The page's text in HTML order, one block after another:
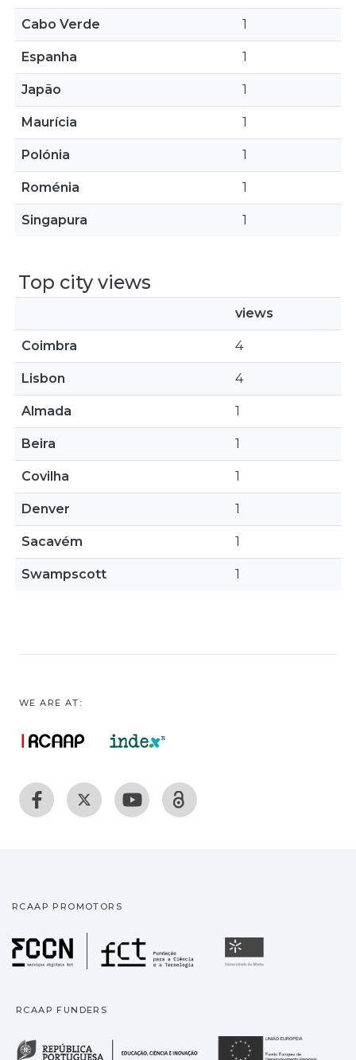
Cabo Verde 1
Espanha 1
Japão 1
Maurícia 1
Polónia 1
Roménia 1
Singapura 1
Top city views
views
Coimbra 4
Lisbon 4
Almada 1
Beira 1
Covilha 1
Denver 1
Sacavém 1
Swampscott 1
WE ARE AT:
RCAAP PROMOTORS
Fundação para a
RCAAP FUNDERS
República Portuguesa